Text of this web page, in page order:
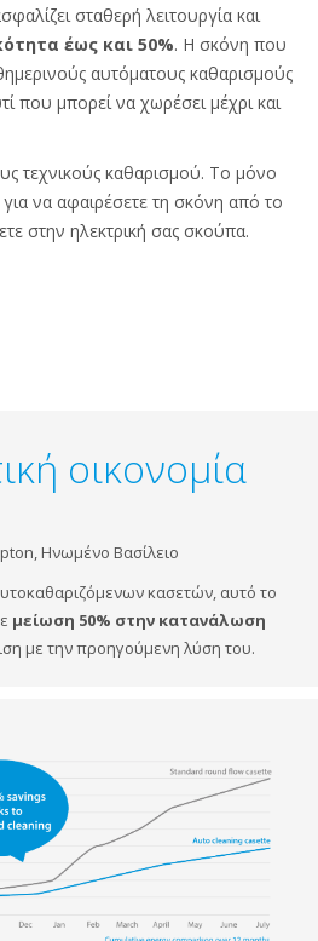
σταθερή λειτουργία και
έως και 50%. Η σκόνη που
αυτόματους καθαρισμούς
που μπορεί να χωρέσει μέχρι και
τεχνικούς καθαρισμού. Το μόνο
για να αφαιρέσετε τη σκόνη από το
στην ηλεκτρική σας σκούπα.
οικονομία
Ηνωμένο Βασίλειο
κασετών, αυτό το
μείωση 50% στην κατανάλωση
με την προηγούμενη λύση του.